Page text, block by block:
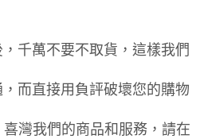
千萬不要不取貨，這樣我們
而直接用負評破壞您的購物
灣我們的商品和服務，請在